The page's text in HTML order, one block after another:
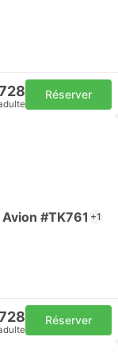
Réserver
#TK761 +1
Réserver